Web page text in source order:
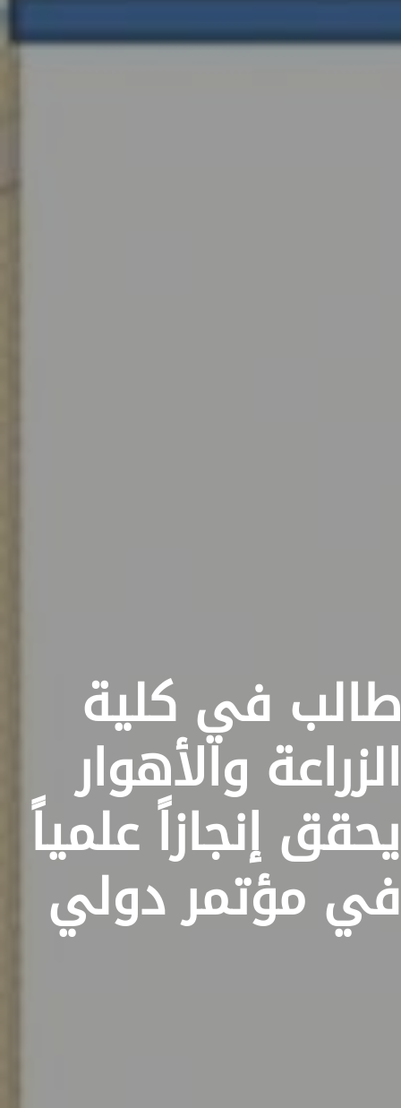
طالب في كلية
الزراعة والأهوار
يحقق إنجازاً علمياً
في مؤتمر دولي